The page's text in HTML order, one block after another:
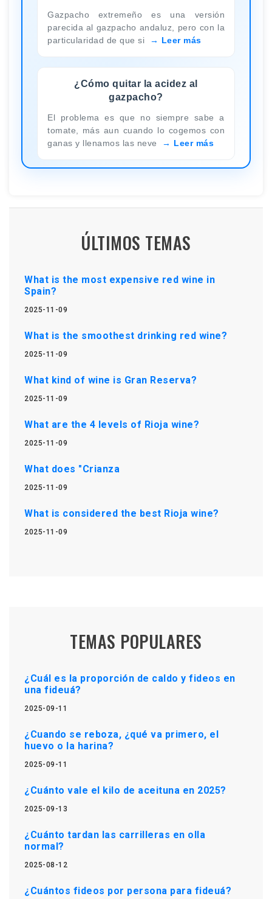
Gazpacho extremeño es una versión
parecida al gazpacho andaluz, pero con la
particularidad de que si
Leer más
¿Cómo quitar la acidez al
gazpacho?
El problema es que no siempre sabe a
tomate, más aun cuando lo cogemos con
ganas y llenamos las neve
Leer más
ÚLTIMOS TEMAS
What is the most expensive red wine in
Spain?
2025-11-09
What is the smoothest drinking red wine?
2025-11-09
What kind of wine is Gran Reserva?
2025-11-09
What are the 4 levels of Rioja wine?
2025-11-09
What does "Crianza
2025-11-09
What is considered the best Rioja wine?
2025-11-09
TEMAS POPULARES
¿Cuál es la proporción de caldo y fideos en
una fideuá?
2025-09-11
¿Cuando se reboza, ¿qué va primero, el
huevo o la harina?
2025-09-11
¿Cuánto vale el kilo de aceituna en 2025?
2025-09-13
¿Cuánto tardan las carrilleras en olla
normal?
2025-08-12
¿Cuántos fideos por persona para fideuá?